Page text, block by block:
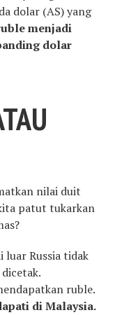
dolar (AS) yang
menjadi
dolar
nilai duit
patut tukarkan
luar Russia tidak
ruble.
di Malaysia.